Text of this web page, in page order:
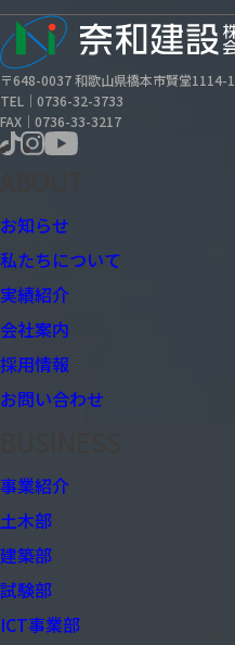
〒648-0037 和歌山県橋本市賢堂1114-1
TEL｜0736-32-3733
FAX｜0736-33-3217
お知らせ
私たちについて
実績紹介
会社案内
採用情報
お問い合わせ
事業紹介
土木部
建築部
試験部
ICT事業部